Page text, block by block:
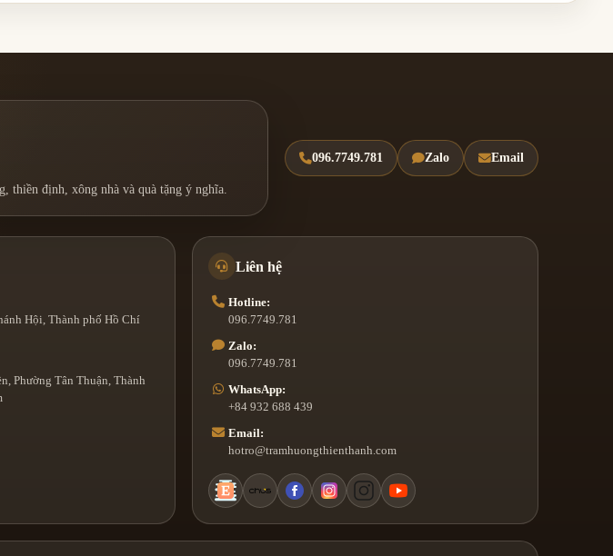
thiền định, xông nhà và quà tặng ý nghĩa.
096.7749.781 Zalo Email
Hội, Thành phố Hồ Chí
Phường Tân Thuận, Thành
Liên hệ
Hotline:
096.7749.781
Zalo:
096.7749.781
WhatsApp:
+84 932 688 439
Email:
hotro@tramhuongthienthanh.com